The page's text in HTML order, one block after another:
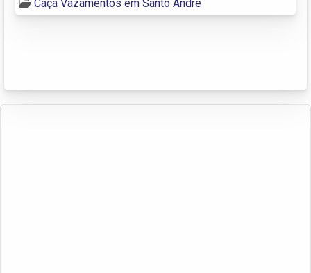
Caça Vazamentos em Santo André